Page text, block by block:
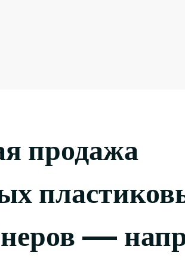
продажа
—